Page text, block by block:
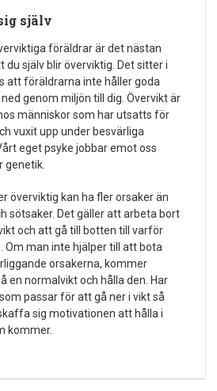
själv
föräldrar är det nästan
du själv blir överviktig. Det sitter i
att föräldrarna inte håller goda
genom miljön till dig. Övervikt är
människor som har utsatts för
vuxit upp under besvärliga
eget psyke jobbar emot oss
genetik.
överviktig kan ha fler orsaker än
sötsaker. Det gäller att arbeta bort
och att gå till botten till varför
Om man inte hjälper till att bota
orsakerna, kommer
en normalvikt och hålla den. Har
passar för att gå ner i vikt så
sig motivationen att hålla i
kommer.